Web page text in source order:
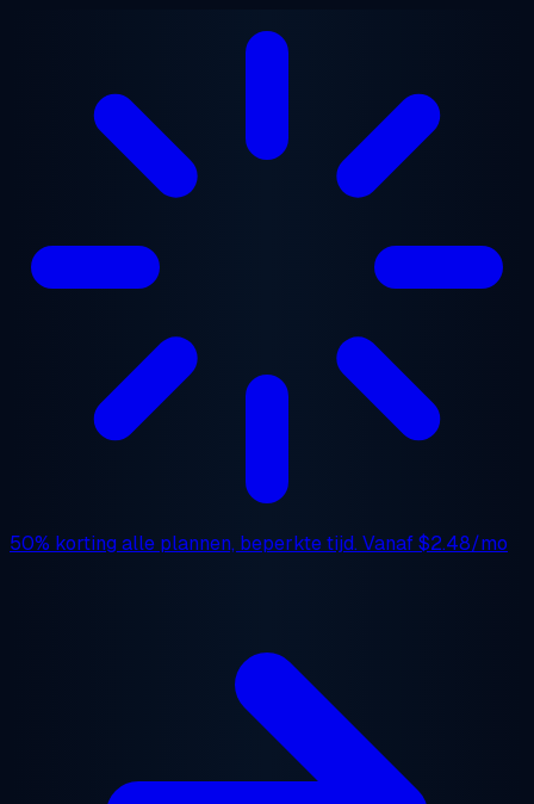
50% korting alle plannen, beperkte tijd. Vanaf$2.48/mo